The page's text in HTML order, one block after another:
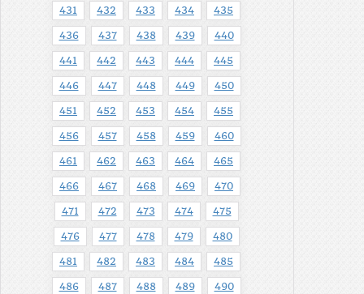
431 432 433 434 435
436 437 438 439 440
441 442 443 444 445
446 447 448 449 450
451 452 453 454 455
456 457 458 459 460
461 462 463 464 465
466 467 468 469 470
471 472 473 474 475
476 477 478 479 480
481 482 483 484 485
486 487 488 489 490